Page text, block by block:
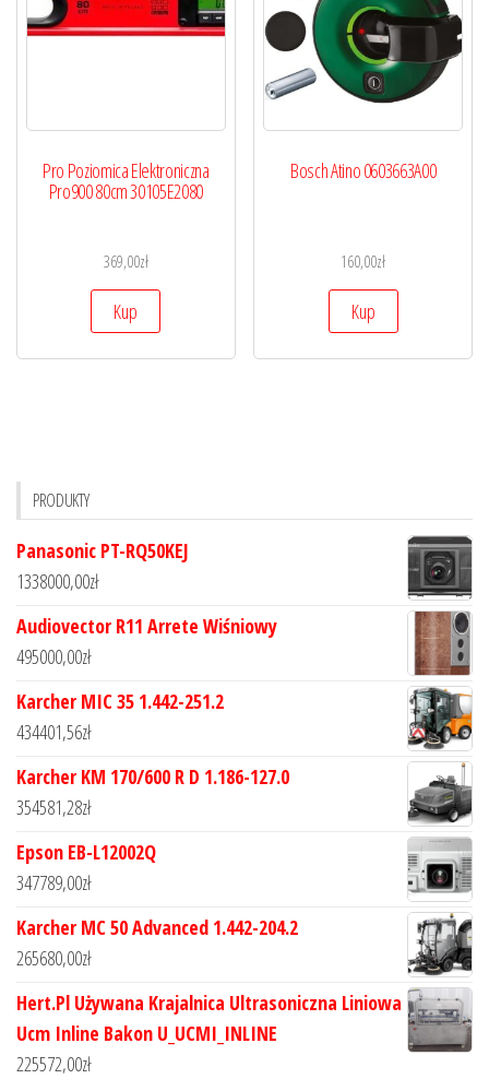
Pro Poziomica Elektroniczna
Pro900 80cm 30105E2080
369,00zł
Kup
Bosch Atino 0603663A00
160,00zł
Kup
PRODUKTY
Panasonic PT-RQ50KEJ
1338000,00zł
Audiovector R11 Arrete Wiśniowy
495000,00zł
Karcher MIC 35 1.442-251.2
434401,56zł
Karcher KM 170/600 R D 1.186-127.0
354581,28zł
Epson EB-L12002Q
347789,00zł
Karcher MC 50 Advanced 1.442-204.2
265680,00zł
Hert.Pl Używana Krajalnica Ultrasoniczna Liniowa
Ucm Inline Bakon U_UCMI_INLINE
225572,00zł